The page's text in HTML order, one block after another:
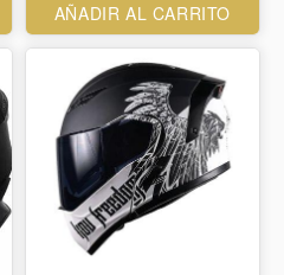
AÑADIR AL CARRITO